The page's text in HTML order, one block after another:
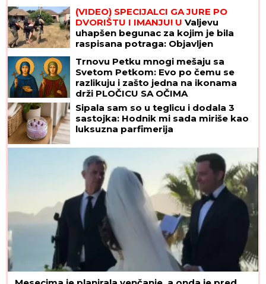
(VIDEO) SPECIJALCI GA JURE PO
DVORIŠTU I IMANJU! U Valjevu
uhapšen begunac za kojim je bila
raspisana potraga: Objavljen
Trnovu Petku mnogi mešaju sa
Svetom Petkom: Evo po čemu se
razlikuju i zašto jedna na ikonama
drži PLOČICU SA OČIMA
Sipala sam so u teglicu i dodala 3
sastojka: Hodnik mi sada miriše kao
luksuzna parfimerija